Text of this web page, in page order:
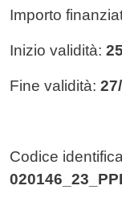
Importo
Inizio validità:
Fine validità:
Codice